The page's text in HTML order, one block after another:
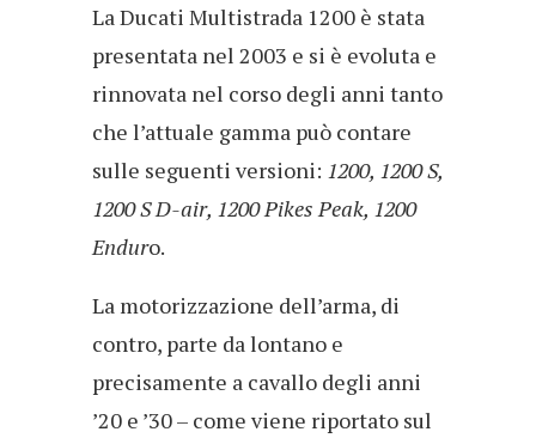
La Ducati Multistrada 1200 è stata
presentata nel 2003 e si è evoluta e
rinnovata nel corso degli anni tanto
che l’attuale gamma può contare
sulle seguenti versioni: 1200, 1200 S,
1200 S D-air, 1200 Pikes Peak, 1200
Enduro.
La motorizzazione dell’arma, di
contro, parte da lontano e
precisamente a cavallo degli anni
’20 e ’30 – come viene riportato sul